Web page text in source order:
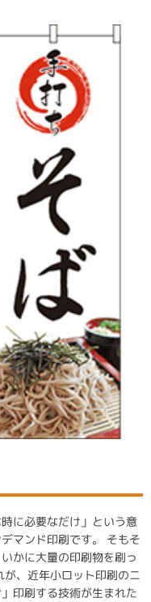
に必要なだけ」という意
マンド印刷です。 そもそ
かに大量の印刷物を刷っ
、近年小ロット印刷のニ
印刷する技術が生まれた